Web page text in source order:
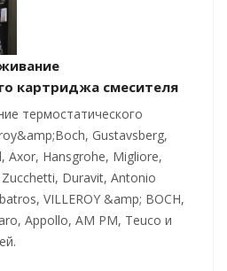
картриджа смесителя
термостатического
Gustavsberg,
Axor, Hansgrohe, Migliore,
Duravit, Antonio
VILLEROY &amp; BOCH,
Appollo, AM PM, Teuco и